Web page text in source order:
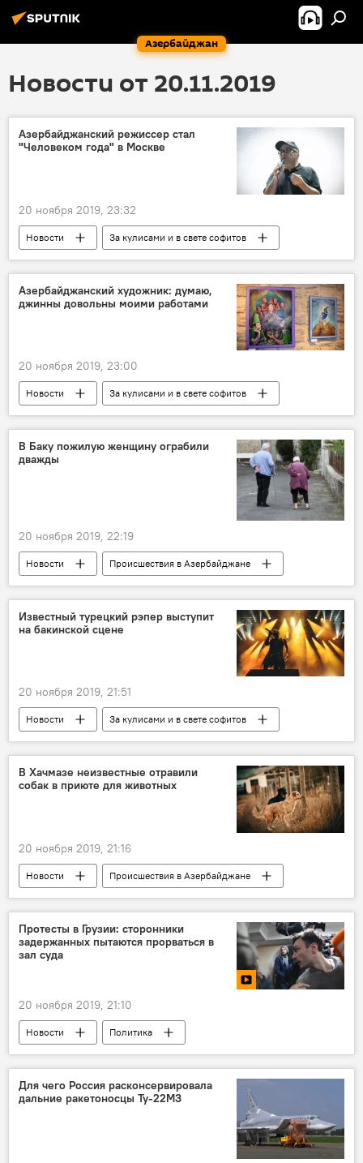
Азербайджан
Новости от 20.11.2019
Азербайджанский режиссер стал
"Человеком года" в Москве
20 ноября 2019, 23:32
Новости
За кулисами и в свете софитов
Культура
ЖИЗНЬ
Азербайджан
Россия
режиссер
"Человек года"
Азербайджанский художник: думаю,
джинны довольны моими работами
20 ноября 2019, 23:00
Новости
За кулисами и в свете софитов
Азербайджан
Культура
ЖИЗНЬ
Художник
Баку
Выставка
Джинны
В Баку пожилую женщину ограбили
дважды
20 ноября 2019, 22:19
Новости
Происшествия в Азербайджане
Происшествия
ЖИЗНЬ
Кража
Ограбление
Баку
Пожилая женщина
Известный турецкий рэпер выступит
на бакинской сцене
20 ноября 2019, 21:51
Новости
За кулисами и в свете софитов
Культура
ЖИЗНЬ
рэпер
Баку
Турция концерт
В Хачмазе неизвестные отравили
собак в приюте для животных
20 ноября 2019, 21:16
Новости
Происшествия в Азербайджане
Азербайджан
Происшествия
ЖИЗНЬ
Приют
Хачмазский район
собаки
отравление соседи
Протесты в Грузии: сторонники
задержанных пытаются прорваться в
зал суда
20 ноября 2019, 21:10
Новости
Политика
МУЛЬТИМЕДИА
Видео
Для чего Россия расконсервировала
дальние ракетоносцы Ту-22М3